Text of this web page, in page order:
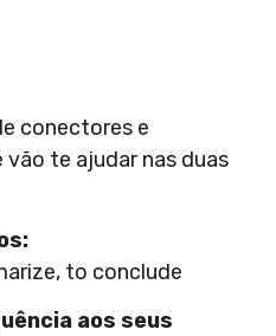
conectores e
vão te ajudar nas duas
to conclude
aos seus